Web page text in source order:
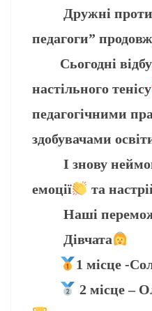
Дружні
педагоги”
Сьогодні
настільного тенісу
педагогічними
здобувачами
І знову
емоції
та
Наші
Дівчата
1 місце -
2 місце –